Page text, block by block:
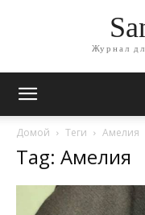
Журнал
Домой Теги Амелия
Tag: Амелия